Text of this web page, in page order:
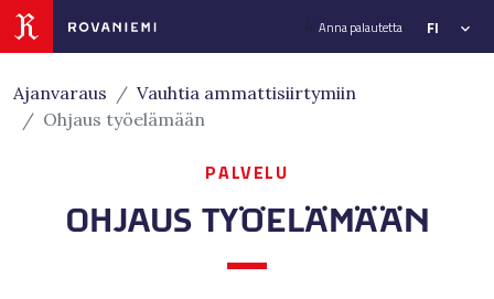
Siirry sivusisältöön 4 Anna palautetta FI
Ajanvaraus
Vauhtia ammattisiirtymiin
Ohjaus työelämään
PALVELU
OHJAUS TYÖELÄMÄÄN